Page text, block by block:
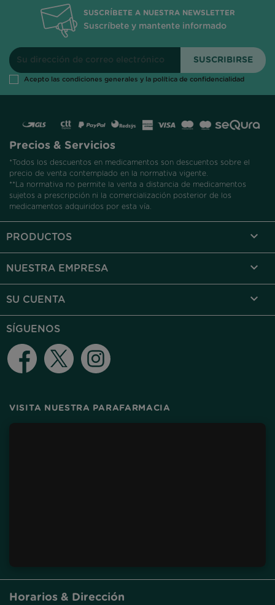
SUSCRÍBETE A NUESTRA NEWSLETTER
Suscríbete y mantente informado
Acepto las condiciones generales y la política de confidencialidad
Precios & Servicios
*Todos los descuentos en medicamentos son descuentos sobre el
precio de venta contemplado en la normativa vigente.
**La normativa no permite la venta a distancia de medicamentos
sujetos a prescripción ni la comercialización posterior de los
medicamentos adquiridos por esta vía.
PRODUCTOS 
NUESTRA EMPRESA 
SU CUENTA 
SÍGUENOS
Facebook Twitter
VISITA NUESTRA PARAFARMACIA
Horarios & Dirección